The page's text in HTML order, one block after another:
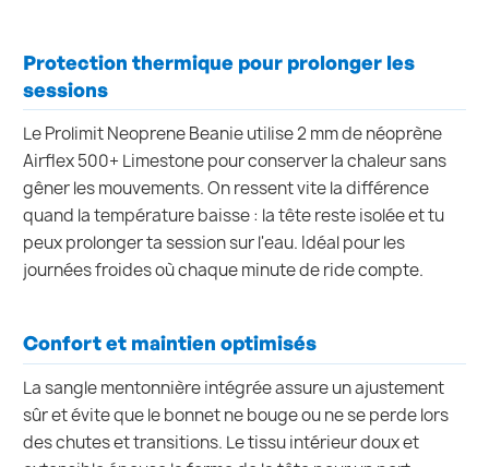
Protection thermique pour prolonger les
sessions
Le Prolimit Neoprene Beanie utilise 2 mm de néoprène
Airflex 500+ Limestone pour conserver la chaleur sans
gêner les mouvements. On ressent vite la différence
quand la température baisse : la tête reste isolée et tu
peux prolonger ta session sur l'eau. Idéal pour les
journées froides où chaque minute de ride compte.
Confort et maintien optimisés
La sangle mentonnière intégrée assure un ajustement
sûr et évite que le bonnet ne bouge ou ne se perde lors
des chutes et transitions. Le tissu intérieur doux et